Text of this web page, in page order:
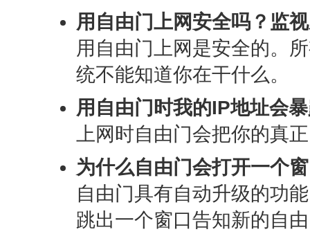
用自由门上网安全吗？监
用自由门上网是安全的。
统不能知道你在干什么。
用自由门时我的IP地址会
上网时自由门会把你的真
为什么自由门会打开一个
自由门具有自动升级的功
跳出一个窗口告知新的自